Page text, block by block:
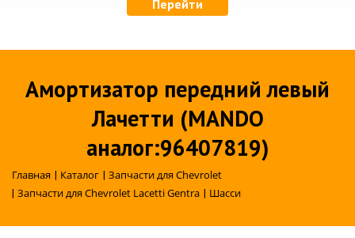
Перейти
Амортизатор передний левый
Лачетти (MANDO
аналог:96407819)
Главная | Каталог | Запчасти для Chevrolet
| Запчасти для Chevrolet Lacetti Gentra | Шасси